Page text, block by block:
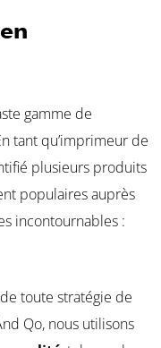
gamme de
tant qu’imprimeur de
plusieurs produits
populaires auprès
incontournables :
toute stratégie de
Qo, nous utilisons